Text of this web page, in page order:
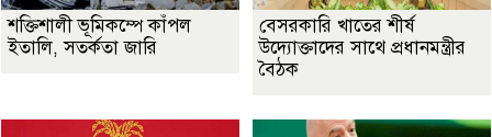
শক্তিশালী ভূমিকম্পে কাঁপল
ইতালি, সতর্কতা জারি
বেসরকারি খাতের শীর্ষ
উদ্যোক্তাদের সাথে প্রধানমন্ত্রীর
বৈঠক